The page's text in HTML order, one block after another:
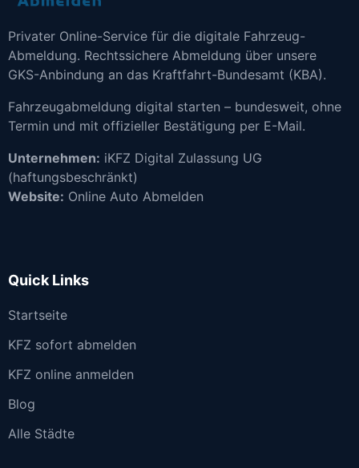
Privater Online-Service für die digitale Fahrzeug-
Abmeldung. Rechtssichere Abmeldung über unsere
GKS-Anbindung an das Kraftfahrt-Bundesamt (KBA).
Fahrzeugabmeldung digital starten – bundesweit, ohne
Termin und mit offizieller Bestätigung per E-Mail.
Unternehmen: iKFZ Digital Zulassung UG
(haftungsbeschränkt)
Website: Online Auto Abmelden
Quick Links
Startseite
KFZ sofort abmelden
KFZ online anmelden
Blog
Alle Städte